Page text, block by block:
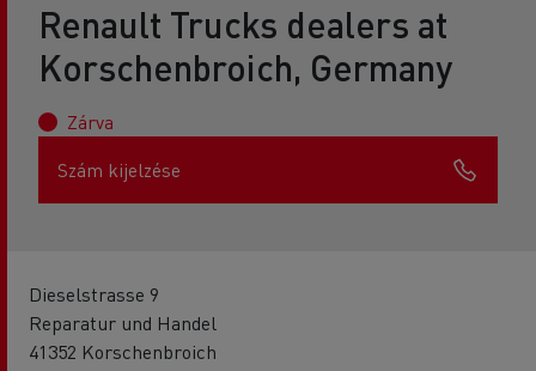
Renault Trucks dealers at
Korschenbroich, Germany
Zárva
Szám kijelzése
Dieselstrasse 9
Reparatur und Handel
41352 Korschenbroich